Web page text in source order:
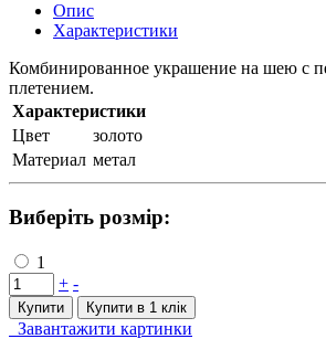
Опис
Характеристики
Комбинированное украшение на шею с
плетением.
Характеристики
Цвет
золото
Материал метал
Виберіть розмір:
1
+ -
Купити Купити в 1 клiк
Завантажити картинки